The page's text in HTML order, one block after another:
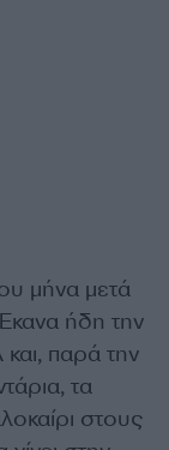
μήνα μετά
ήδη την
παρά την
τα
στους